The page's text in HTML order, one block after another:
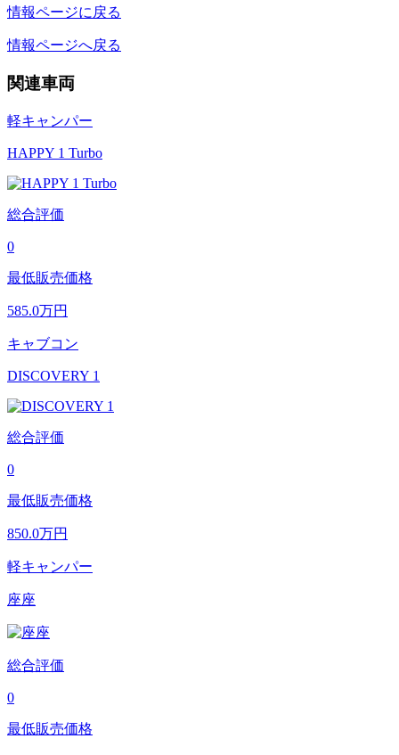
情報ページに戻る
情報ページへ戻る
関連車両
軽キャンパー
HAPPY 1 Turbo
総合評価
0
最低販売価格
585.0万円
キャブコン
DISCOVERY 1
総合評価
0
最低販売価格
850.0万円
軽キャンパー
座座
総合評価
0
最低販売価格